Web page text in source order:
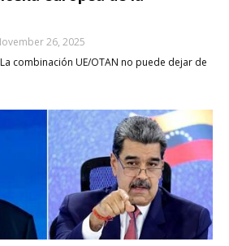
26, 2025
combinación UE/OTAN no puede dejar de